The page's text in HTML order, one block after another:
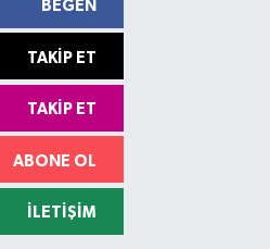
BEĞEN
TAKIP ET
TAKIP ET
ABONE OL
İLETIŞIM